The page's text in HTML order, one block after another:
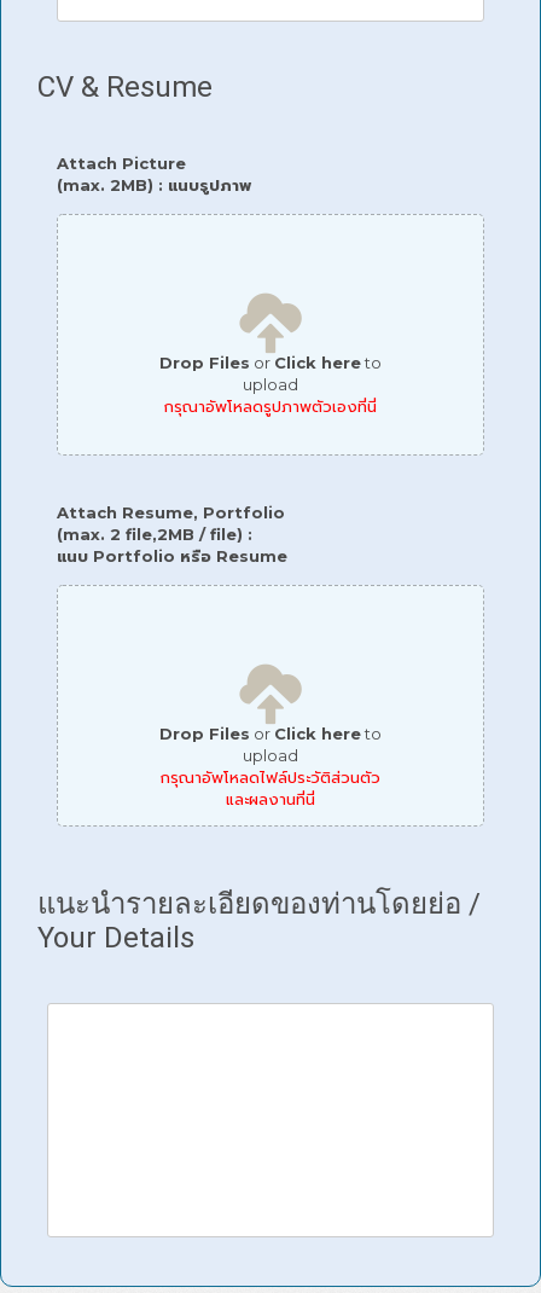
CV & Resume
Attach Picture
(max. 2MB) : แนบรูปภาพ
Drop Files or Click hereto
upload
กรุณาอัพโหลดรูปภาพตัวเองที่นี่
Attach Resume, Portfolio
(max. 2 file,2MB / file) :
แนบ Portfolio หรือ Resume
Drop Files or Click hereto
upload
กรุณาอัพโหลดไฟล์ประวัติส่วนตัว
และผลงานที่นี่
แนะนำรายละเอียดของท่านโดยย่อ /
Your Details